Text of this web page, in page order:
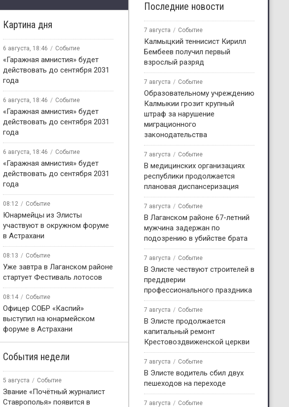
Картина дня
6 августа, 18:46 Событие
«Гаражная амнистия» будет
действовать до сентября 2031
года
6 августа, 18:46 Событие
«Гаражная амнистия» будет
действовать до сентября 2031
года
6 августа, 18:46 Событие
«Гаражная амнистия» будет
действовать до сентября 2031
года
08:12 Событие
Юнармейцы из Элисты
участвуют в окружном форуме
в Астрахани
08:13 Событие
Уже завтра в Лаганском районе
стартует Фестиваль лотосов
08:14 Событие
Офицер СОБР «Каспий»
выступил на юнармейском
форуме в Астрахани
События недели
5 августа Событие
Звание «Почётный журналист
Ставрополья» появится в
Последние новости
7 августа Событие
Калмыцкий теннисист Кирилл
Бембеев получил первый
взрослый разряд
7 августа Событие
Образовательному учреждению
Калмыкии грозит крупный
штраф за нарушение
миграционного
законодательства
7 августа Событие
В медицинских организациях
республики продолжается
плановая диспансеризация
7 августа Событие
В Лаганском районе 67-летний
мужчина задержан по
подозрению в убийстве брата
7 августа Событие
В Элисте чествуют строителей в
преддверии
профессионального праздника
7 августа Событие
В Элисте продолжается
капитальный ремонт
Крестовоздвиженской церкви
7 августа Событие
В Элисте водитель сбил двух
пешеходов на переходе
7 августа Событие